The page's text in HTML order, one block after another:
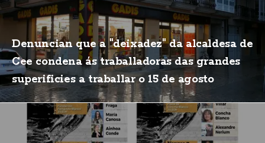
Denuncian que a "deixadez" da alcaldesa de
Cee condena ás traballadoras das grandes
superificies a traballar o 15 de agosto